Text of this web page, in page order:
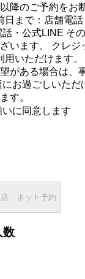
降のご予約をお
日まで：店舗電
・公式LINE そ
います。 クレジ
用いただけます
がある場合は、
お過ごしいただ
す。
に同意します
店 ネット予約
数